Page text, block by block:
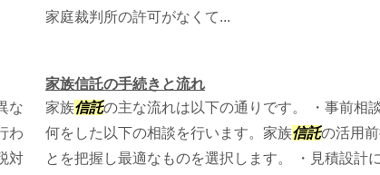
家庭裁判所の許可がなくて...
な
わ
対
家族信託の手続きと流れ
家族信託の主な流れは以下の通りです。 ・事前相
何をした以下の相談を行います。家族信託の活用
とを把握し最適なものを選択します。 ・見積設計